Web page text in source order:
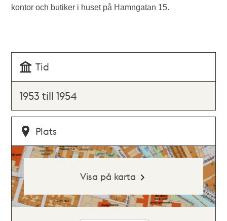
kontor och butiker i huset på Hamngatan 15.
Tid
1953 till 1954
Plats
Visa på karta